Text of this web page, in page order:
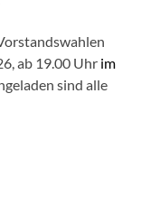
ab 19.00 Uhr im
sind alle